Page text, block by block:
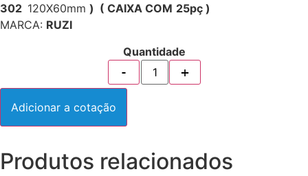
302 120X60mm ) ( CAIXA COM 25pç )
MARCA: RUZI
Quantidade
Adicionar a cotação
Produtos relacionados